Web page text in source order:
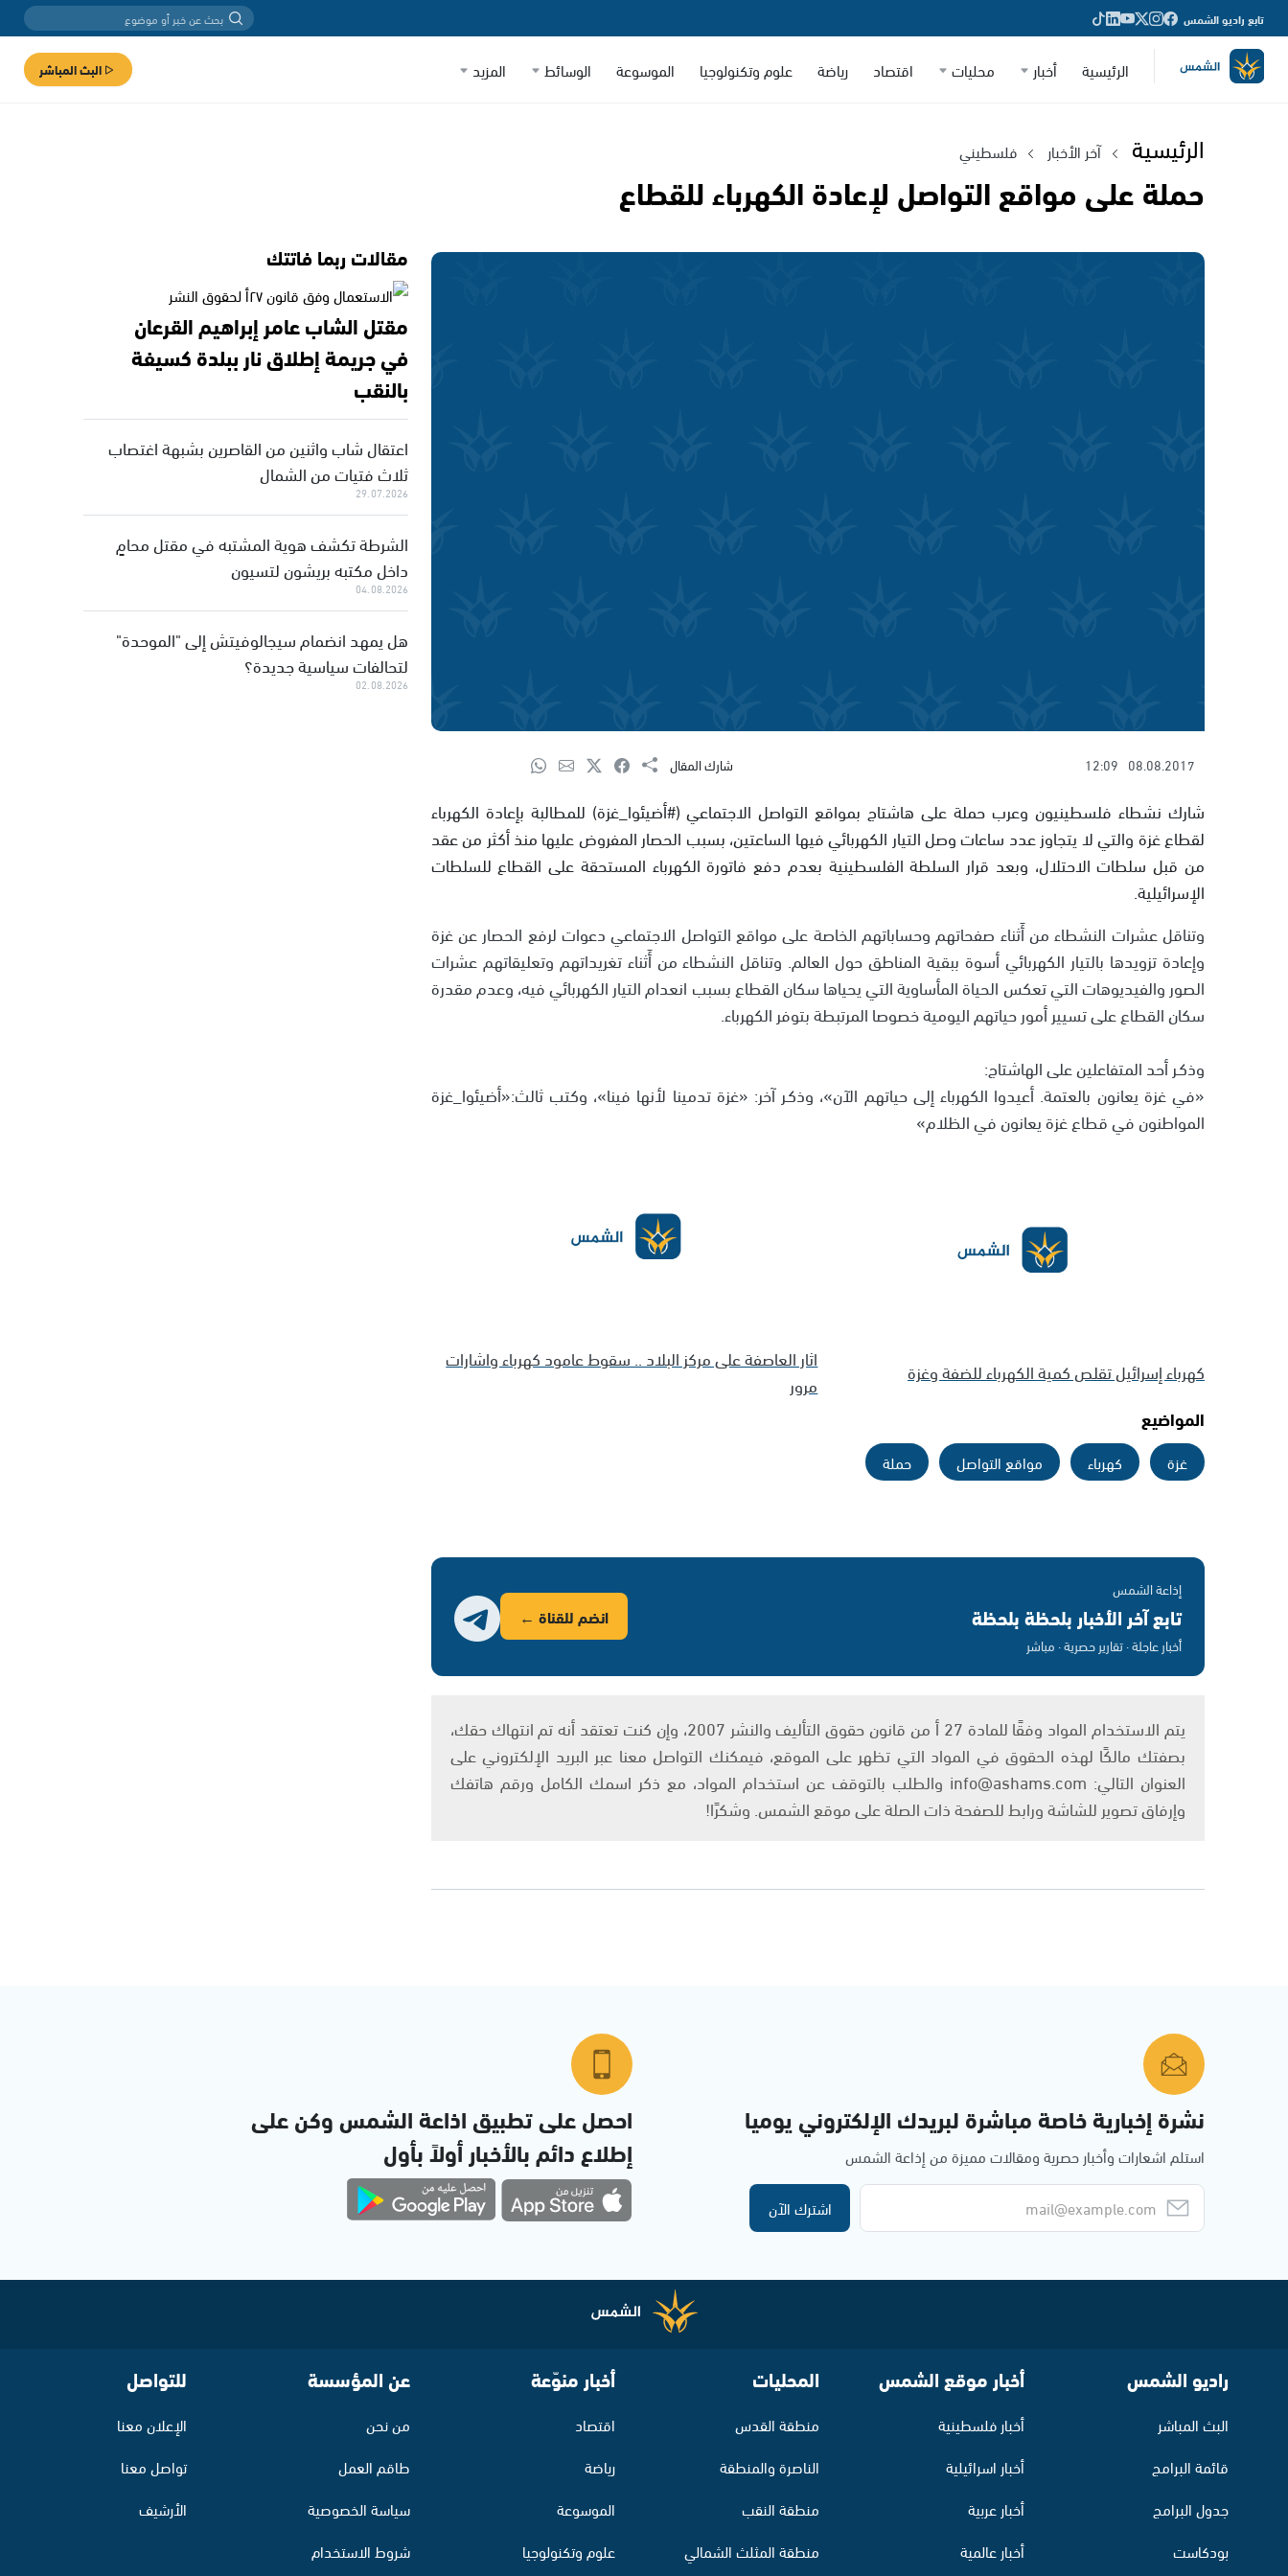
تابع راديو الشمس
الرئيسية أخبار محليات اقتصاد رياضة علوم وتكنولوجيا الموسوعة الوسائط المزيد البث المباشر
الرئيسية آخر الأخبار فلسطيني
حملة على مواقع التواصل لإعادة الكهرباء للقطاع
08.08.2017
12:09 شارك المقال
شارك نشطاء فلسطينيون وعرب حملة على هاشتاج بمواقع التواصل الاجتماعي (#أضيئوا_غزة) للمطالبة بإعادة الكهرباء
لقطاع غزة والتي لا يتجاوز عدد ساعات وصل التيار الكهربائي فيها الساعتين، بسبب الحصار المفروض عليها منذ أكثر من عقد
من قبل سلطات الاحتلال، وبعد قرار السلطة الفلسطينية بعدم دفع فاتورة الكهرباء المستحقة على القطاع للسلطات
الإسرائيلية.
وتناقل عشرات النشطاء من أَثناء صفحاتهم وحساباتهم الخاصة على مواقع التواصل الاجتماعي دعوات لرفع الحصار عن غزة
وإعادة تزويدها بالتيار الكهربائي أسوة ببقية المناطق حول العالم. وتناقل النشطاء من أَثناء تغريداتهم وتعليقاتهم عشرات
الصور والفيديوهات التي تعكس الحياة المأساوية التي يحياها سكان القطاع بسبب انعدام التيار الكهربائي فيه، وعدم مقدرة
سكان القطاع على تسيير أمور حياتهم اليومية خصوصا المرتبطة بتوفر الكهرباء.
وذكـر أحد المتفاعلين على الهاشتاج:
«في غزة يعانون بالعتمة. أعيدوا الكهرباء إلى حياتهم الآن»، وذكـر آخر: «غزة تدمينا لأنها فينا»، وكتب ثالث:«أضيئوا_غزة
المواطنون في قطاع غزة يعانون في الظلام»
كهرباء إسرائيل تقلص كمية الكهرباء للضفة وغزة
اثار العاصفة على مركز البلاد .. سقوط عامود كهرباء واشارات
مرور
المواضيع
غزة كهرباء مواقع التواصل حملة
إذاعة الشمس
تابع آخر الأخبار بلحظة بلحظة
أخبار عاجلة · تقارير حصرية · مباشر
انضم للقناة ←
يتم الاستخدام المواد وفقًا للمادة 27 أ من قانون حقوق التأليف والنشر 2007، وإن كنت تعتقد أنه تم انتهاك حقك،
بصفتك مالكًا لهذه الحقوق في المواد التي تظهر على الموقع، فيمكنك التواصل معنا عبر البريد الإلكتروني على
العنوان التالي: info@ashams.com والطلب بالتوقف عن استخدام المواد، مع ذكر اسمك الكامل ورقم هاتفك
وإرفاق تصوير للشاشة ورابط للصفحة ذات الصلة على موقع الشمس. وشكرًا!
مقالات ربما فاتتك
مقتل الشاب عامر إبراهيم القرعان
في جريمة إطلاق نار ببلدة كسيفة
بالنقب
اعتقال شاب واثنين من القاصرين بشبهة اغتصاب
ثلاث فتيات من الشمال
29.07.2026
الشرطة تكشف هوية المشتبه في مقتل محامٍ
داخل مكتبه بريشون لتسيون
04.08.2026
هل يمهد انضمام سيجالوفيتش إلى "الموحدة"
لتحالفات سياسية جديدة؟
02.08.2026
نشرة إخبارية خاصة مباشرة لبريدك الإلكتروني يوميا
استلم اشعارات وأخبار حصرية ومقالات مميزة من إذاعة الشمس
اشترك الآن
احصل على تطبيق اذاعة الشمس وكن على
إطلاع دائم بالأخبار أولاً بأول
راديو الشمس
البث المباشر
قائمة البرامج
جدول البرامج
بودكاست
أخبار موقع الشمس
أخبار فلسطينية
أخبار اسرائيلية
أخبار عربية
أخبار عالمية
المحليات
منطقة القدس
الناصرة والمنطقة
منطقة النقب
منطقة المثلث الشمالي
أخبار منوّعة
اقتصاد
رياضة
الموسوعة
علوم وتكنولوجيا
عن المؤسسة
من نحن
طاقم العمل
سياسة الخصوصية
شروط الاستخدام
للتواصل
الإعلان معنا
تواصل معنا
الأرشيف